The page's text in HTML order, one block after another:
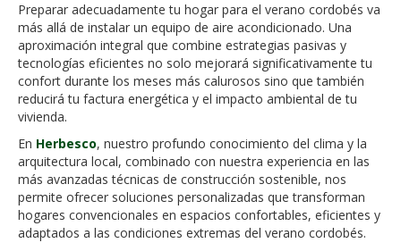
Preparar adecuadamente tu hogar para el verano cordobés va
más allá de instalar un equipo de aire acondicionado. Una
aproximación integral que combine estrategias pasivas y
tecnologías eficientes no solo mejorará significativamente tu
confort durante los meses más calurosos sino que también
reducirá tu factura energética y el impacto ambiental de tu
vivienda.
En Herbesco, nuestro profundo conocimiento del clima y la
arquitectura local, combinado con nuestra experiencia en las
más avanzadas técnicas de construcción sostenible, nos
permite ofrecer soluciones personalizadas que transforman
hogares convencionales en espacios confortables, eficientes y
adaptados a las condiciones extremas del verano cordobés.